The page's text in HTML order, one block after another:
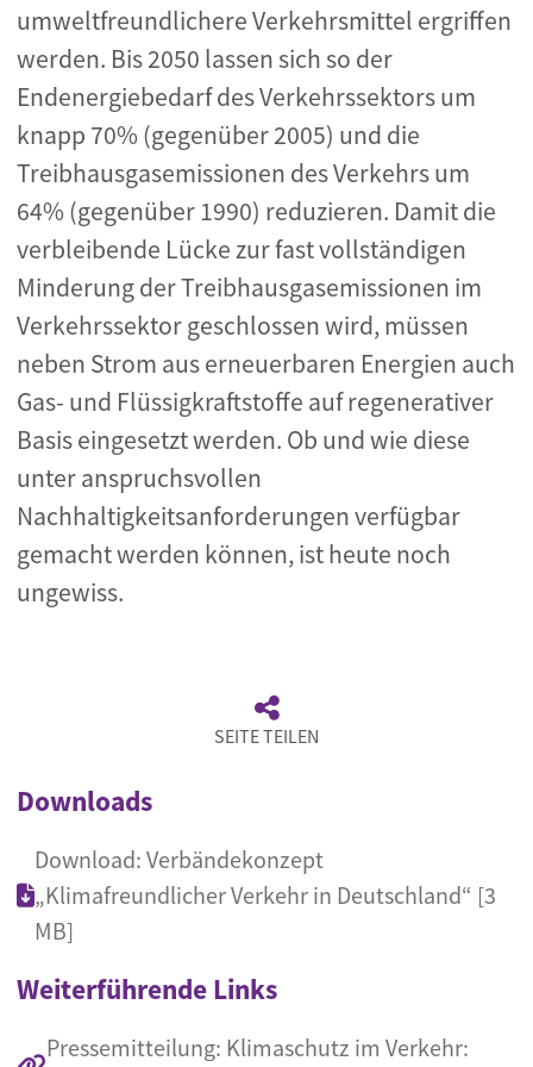
umweltfreundlichere Verkehrsmittel ergriffen
werden. Bis 2050 lassen sich so der
Endenergiebedarf des Verkehrssektors um
knapp 70% (gegenüber 2005) und die
Treibhausgasemissionen des Verkehrs um
64% (gegenüber 1990) reduzieren. Damit die
verbleibende Lücke zur fast vollständigen
Minderung der Treibhausgasemissionen im
Verkehrssektor geschlossen wird, müssen
neben Strom aus erneuerbaren Energien auch
Gas- und Flüssigkraftstoffe auf regenerativer
Basis eingesetzt werden. Ob und wie diese
unter anspruchsvollen
Nachhaltigkeitsanforderungen verfügbar
gemacht werden können, ist heute noch
ungewiss.
SEITE TEILEN
Downloads
Download: Verbändekonzept
„Klimafreundlicher Verkehr in Deutschland“ [3
MB]
Weiterführende Links
Pressemitteilung: Klimaschutz im Verkehr: